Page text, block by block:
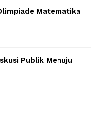
Matematika
Publik Menuju